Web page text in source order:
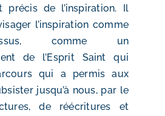
de l’inspiration. Il
l’inspiration comme
comme un
de l’Esprit Saint qui
qui a permis aux
jusqu’à nous, par le
de réécritures et